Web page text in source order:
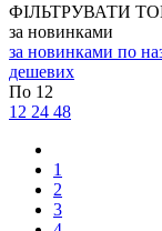
ФІЛЬТРУВАТИ
за новинками
за новинками по
дешевих
По 12
12 24 48
1
2
3